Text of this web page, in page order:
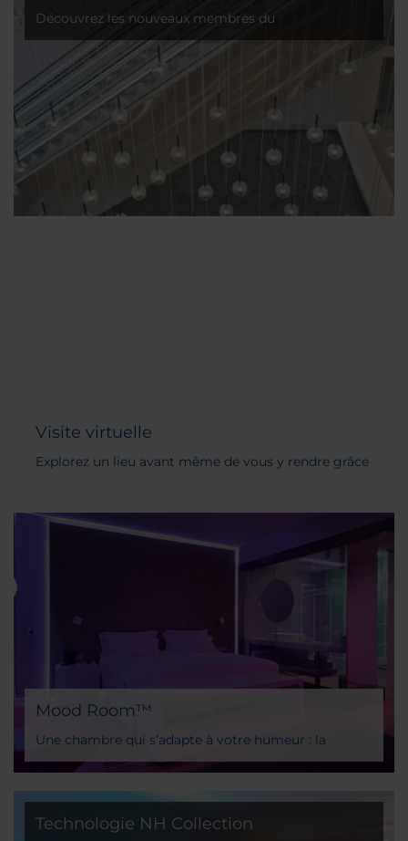
Découvrez les nouveaux membres du
NH Hotel Group !
Visite virtuelle
Explorez un lieu avant même de vous y rendre grâce
Mood Room™
Une chambre qui s’adapte à votre humeur : la
science-fiction est désormais réalité avec les hôtels
NH et leurs Mood Rooms.
Technologie NH Collection